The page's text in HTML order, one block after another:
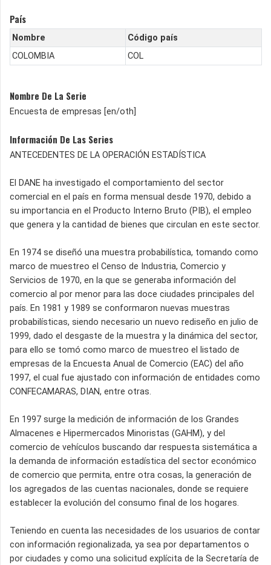
País
Nombre
Código país
COLOMBIA
COL
Nombre De La Serie
Encuesta de empresas [en/oth]
Información De Las Series
ANTECEDENTES DE LA OPERACIÓN ESTADÍSTICA
El DANE ha investigado el comportamiento del sector
comercial en el país en forma mensual desde 1970, debido a
su importancia en el Producto Interno Bruto (PIB), el empleo
que genera y la cantidad de bienes que circulan en este sector.
En 1974 se diseñó una muestra probabilística, tomando como
marco de muestreo el Censo de Industria, Comercio y
Servicios de 1970, en la que se generaba información del
comercio al por menor para las doce ciudades principales del
país. En 1981 y 1989 se conformaron nuevas muestras
probabilísticas, siendo necesario un nuevo rediseño en julio de
1999, dado el desgaste de la muestra y la dinámica del sector,
para ello se tomó como marco de muestreo el listado de
empresas de la Encuesta Anual de Comercio (EAC) del año
1997, el cual fue ajustado con información de entidades como
CONFECAMARAS, DIAN, entre otras.
En 1997 surge la medición de información de los Grandes
Almacenes e Hipermercados Minoristas (GAHM), y del
comercio de vehículos buscando dar respuesta sistemática a
la demanda de información estadística del sector económico
de comercio que permita, entre otra cosas, la generación de
los agregados de las cuentas nacionales, donde se requiere
establecer la evolución del consumo final de los hogares.
Teniendo en cuenta las necesidades de los usuarios de contar
con información regionalizada, ya sea por departamentos o
por ciudades y como una solicitud explícita de la Secretaría de